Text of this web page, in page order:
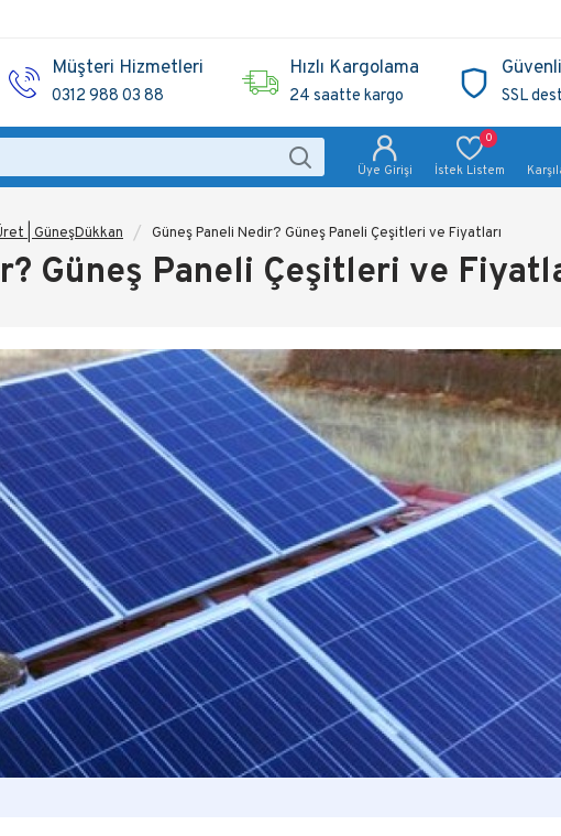
Müşteri Hizmetleri
0312 988 03 88
Hızlı Kargolama
24 saatte kargo SSL
Üye Girişi İstek Listem
0
| GüneşDükkan Güneş Paneli Nedir? Güneş Paneli Çeşitleri ve Fiyatları
Güneş Paneli Çeşitleri ve